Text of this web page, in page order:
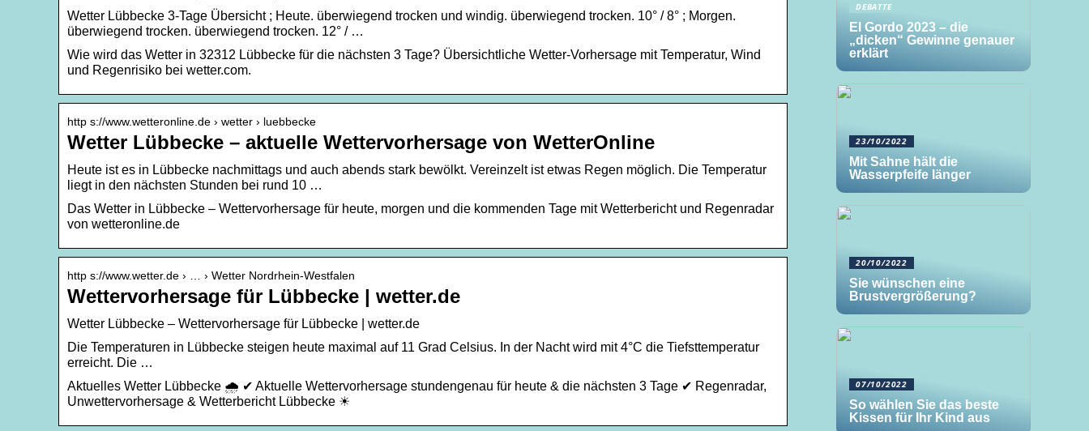
Wetter Lübbecke 3-Tage Übersicht ; Heute. überwiegend trocken und windig. überwiegend trocken. 10° / 8° ; Morgen.
überwiegend trocken. überwiegend trocken. 12° / …
Wie wird das Wetter in 32312 Lübbecke für die nächsten 3 Tage? Übersichtliche Wetter-Vorhersage mit Temperatur, Wind
und Regenrisiko bei wetter.com.
http s://www.wetteronline.de › wetter › luebbecke
Wetter Lübbecke – aktuelle Wettervorhersage von WetterOnline
Heute ist es in Lübbecke nachmittags und auch abends stark bewölkt. Vereinzelt ist etwas Regen möglich. Die Temperatur
liegt in den nächsten Stunden bei rund 10 …
Das Wetter in Lübbecke – Wettervorhersage für heute, morgen und die kommenden Tage mit Wetterbericht und Regenradar
von wetteronline.de
http s://www.wetter.de › … › Wetter Nordrhein-Westfalen
Wettervorhersage für Lübbecke | wetter.de
Wetter Lübbecke – Wettervorhersage für Lübbecke | wetter.de
Die Temperaturen in Lübbecke steigen heute maximal auf 11 Grad Celsius. In der Nacht wird mit 4°C die Tiefsttemperatur
erreicht. Die …
Aktuelles Wetter Lübbecke 🌧️ ✔ Aktuelle Wettervorhersage stundengenau für heute & die nächsten 3 Tage ✔ Regenradar,
Unwettervorhersage & Wetterbericht Lübbecke ☀
DEBATTE
El Gordo 2023 – die
„dicken“ Gewinne genauer
erklärt
23/10/2022
Mit Sahne hält die
Wasserpfeife länger
20/10/2022
Sie wünschen eine
Brustvergrößerung?
07/10/2022
So wählen Sie das beste
Kissen für Ihr Kind aus